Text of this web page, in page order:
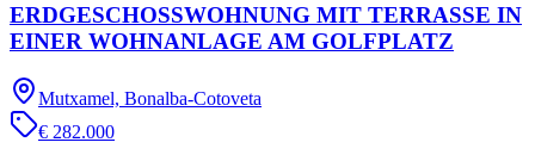
ERDGESCHOSSWOHNUNG MIT TERRASSE IN
EINER WOHNANLAGE AM GOLFPLATZ
Mutxamel, Bonalba-Cotoveta
€ 282.000